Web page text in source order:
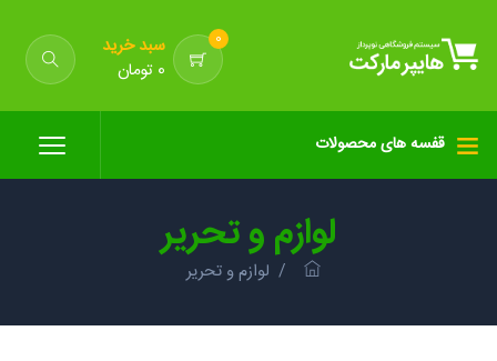
سبد خرید
0 تومان
قفسه های محصولات
لوازم و تحریر
لوازم و تحریر